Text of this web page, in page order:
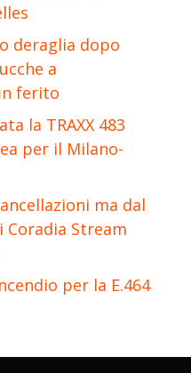
deraglia dopo
a
ferito
la TRAXX 483
per il Milano-
ma dal
Coradia Stream
per la E.464